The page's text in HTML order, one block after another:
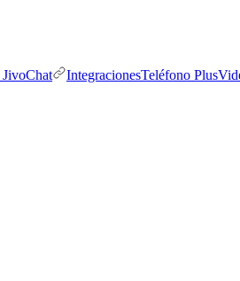
JivoChat IntegracionesTeléfono Plus